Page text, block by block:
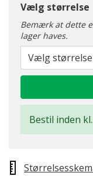
Vælg størrelse
Bemærk at dette
lager haves.
Vælg størrelse
Bestil inden